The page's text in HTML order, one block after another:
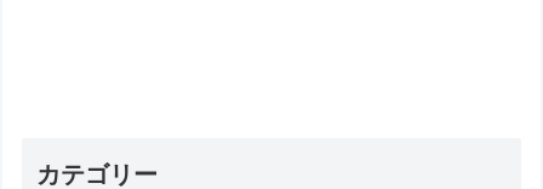
カテゴリー